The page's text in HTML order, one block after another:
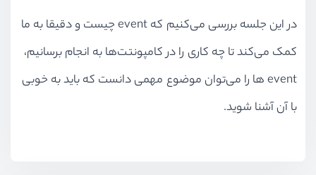
در این جلسه بررسی می‌کنیم که event چیست و دقیقا به ما
کمک می‌کند تا چه کاری را در کامپونتت‌ها به انجام برسانیم،
event ها را می‌توان موضوع مهمی دانست که باید به خوبی
با آن آشنا شوید.